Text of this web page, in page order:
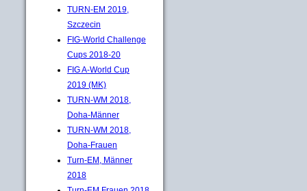
TURN-EM 2019,
Szczecin
FIG-World Challenge
Cups 2018-20
FIG A-World Cup
2019 (MK)
TURN-WM 2018,
Doha-Männer
TURN-WM 2018,
Doha-Frauen
Turn-EM, Männer
2018